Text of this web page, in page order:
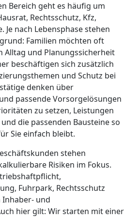
Bereich geht es häufig um
Rechtsschutz, Kfz,
nach Lebensphase stehen
Familien möchten oft
Alltag und Planungssicherheit
beschäftigen sich zusätzlich
und Schutz bei
denken über
passende Vorsorgelösungen
zu setzen, Leistungen
die passenden Bausteine so
Sie einfach bleibt.
stehen
Risiken im Fokus.
Fuhrpark, Rechtsschutz
und
hier gilt: Wir starten mit einer